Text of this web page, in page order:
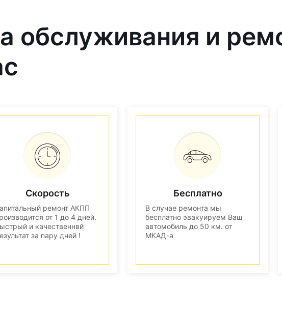
обслуживания и
Скорость
ремонт АКПП
от 1 до 4 дней.
и качественнвй
за пару дней !
Бесплатно
В случае ремонта мы
бесплатно эвакуируем Ваш
автомобиль до 50 км. от
МКАД-а